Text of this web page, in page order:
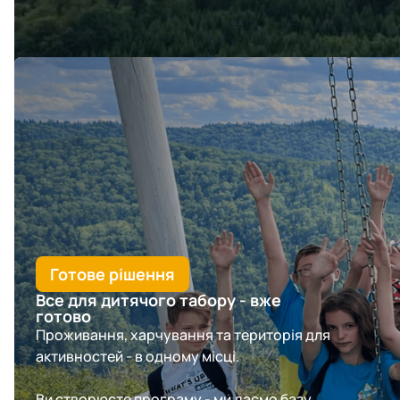
Залиште заявку - підготуємо пропозицію під ваш
Готове рішення
Все для дитячого табору - вже
готово
Проживання, харчування та територія для
активностей - в одному місці.